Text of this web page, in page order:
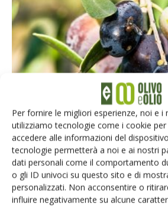
Per fornire le migliori esperienze, noi e i
utilizziamo tecnologie come i cookie
accedere alle informazioni del
tecnologie permetterà a noi e ai nostri
dati personali come il comportamento
o gli ID univoci su questo sito e di
personalizzati. Non acconsentire o
influire negativamente su alcune
AGROFARMACI - DIFESA
Monitoraggio della mosca
rischio di infestazione in
generazione
Di Fiore Giovannini 14 Giugno 2024